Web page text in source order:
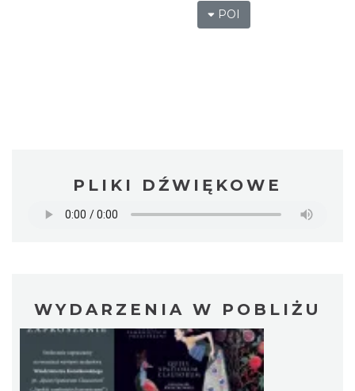
POI
PLIKI DŹWIĘKOWE
WYDARZENIA W POBLIŻU